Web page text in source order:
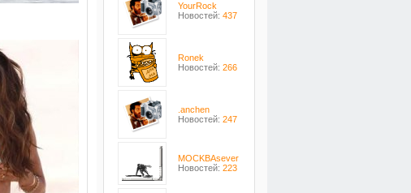
YourRock
Новостей: 437
Ronek
Новостей: 266
.anchen
Новостей: 247
MOCKBAsever
Новостей: 223